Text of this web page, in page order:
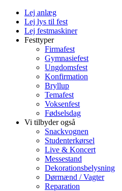
Lej anlæg
Lej lys til fest
Lej festmaskiner
Festtyper
Firmafest
Gymnasiefest
Ungdomsfest
Konfirmation
Bryllup
Temafest
Voksenfest
Fødselsdag
Vi tilbyder også
Snackvognen
Studenterkørsel
Live & Koncert
Messestand
Dekorationsbelysning
Dørmænd / Vagter
Reparation